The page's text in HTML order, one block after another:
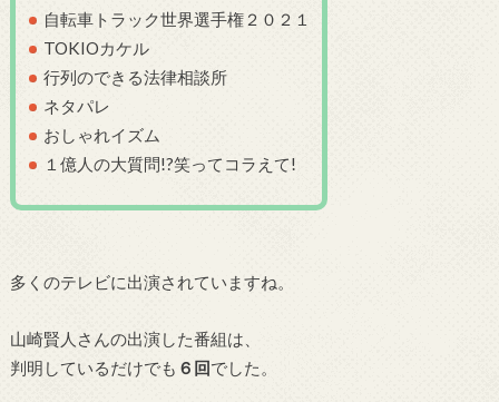
自転車トラック世界選手権２０２１
TOKIOカケル
行列のできる法律相談所
ネタパレ
おしゃれイズム
１億人の大質問!?笑ってコラえて!
多くのテレビに出演されていますね。
山崎賢人さんの出演した番組は、
判明しているだけでも ６ 回でした。